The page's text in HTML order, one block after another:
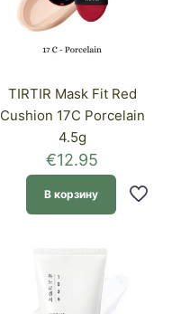
TIRTIR Mask Fit Red
Cushion 17C Porcelain
4.5g
€12.95
В корзину